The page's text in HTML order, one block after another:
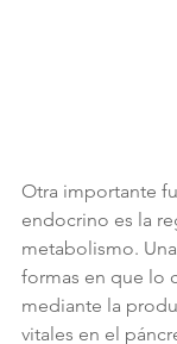
Otra importante
endocrino es la
metabolismo.
formas en que lo
mediante la
vitales en el